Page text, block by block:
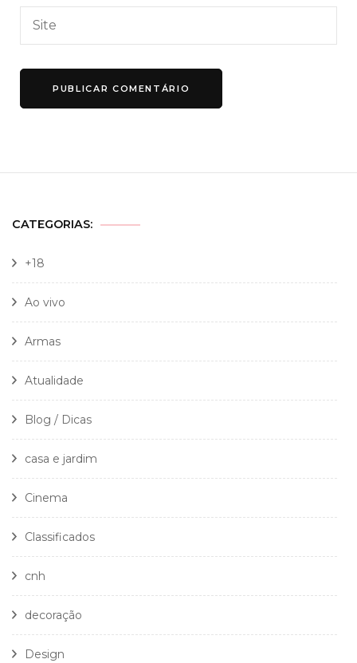
CATEGORIAS:
+18
Ao vivo
Armas
Atualidade
Blog / Dicas
casa e jardim
Cinema
Classificados
cnh
decoração
Design